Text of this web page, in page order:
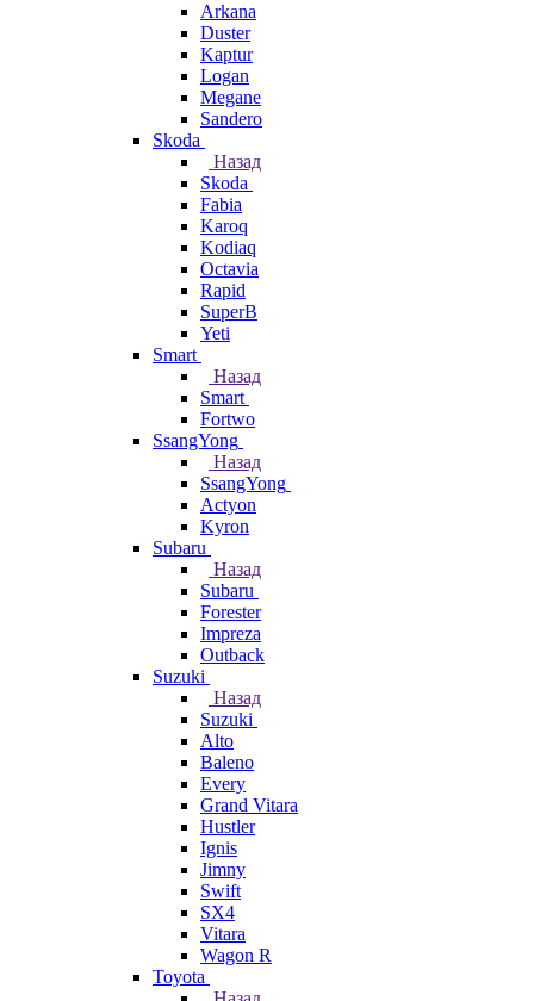
Arkana
Duster
Kaptur
Logan
Megane
Sandero
Skoda
Назад
Skoda
Fabia
Karoq
Kodiaq
Octavia
Rapid
SuperB
Yeti
Smart
Назад
Smart
Fortwo
SsangYong
Назад
SsangYong
Actyon
Kyron
Subaru
Назад
Subaru
Forester
Impreza
Outback
Suzuki
Назад
Suzuki
Alto
Baleno
Every
Grand Vitara
Hustler
Ignis
Jimny
Swift
SX4
Vitara
Wagon R
Toyota